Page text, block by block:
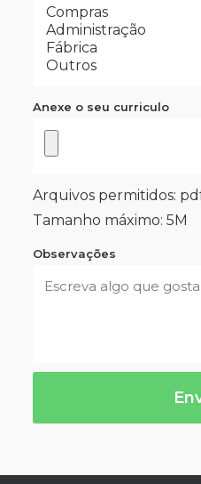
Anexe o seu curriculo
Arquivos permitidos:
Tamanho máximo: 5M
Observações